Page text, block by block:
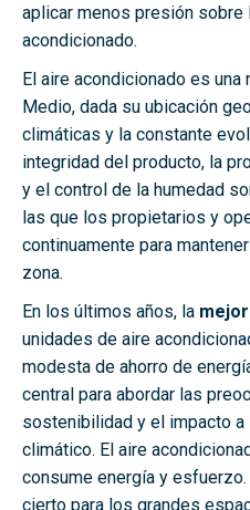
aplicar menos presión sobre
acondicionado.
El aire acondicionado es
Medio, dada su ubicación
climáticas y la constante
integridad del producto, la
y el control de la humedad
las que los propietarios y
continuamente para
zona.
En los últimos años, la
unidades de aire
modesta de ahorro de
central para abordar las
sostenibilidad y el impacto
climático. El aire
consume energía y
cierto para los grandes